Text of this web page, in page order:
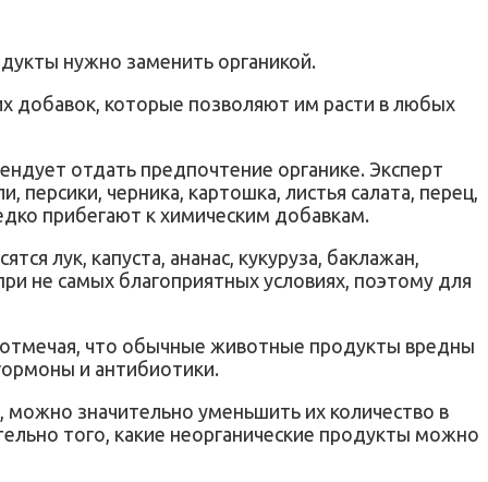
нужно заменить органикой.
добавок, которые позволяют им расти в любых
отдать предпочтение органике. Эксперт
черника, картошка, листья салата, перец,
прибегают к химическим добавкам.
лук, капуста, ананас, кукуруза, баклажан,
не самых благоприятных условиях, поэтому для
что обычные животные продукты вредны
и антибиотики.
значительно уменьшить их количество в
того, какие неорганические продукты можно